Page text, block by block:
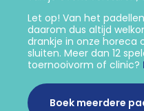
Let op! Van het
daarom dus altijd
drankje in onze horeca
sluiten. Meer dan 12
toernooivorm of clinic?
Boek meerdere